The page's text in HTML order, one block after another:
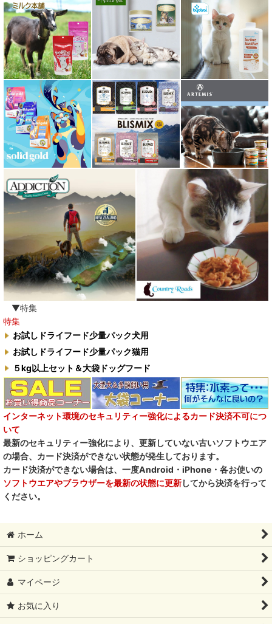
▼特集
特集
お試しドライフード少量パック犬用
お試しドライフード少量パック猫用
５kg以上セット＆大袋ドッグフード
インターネット環境のセキュリティー強化によるカード決済不可につ
いて
最新のセキュリティー強化により、更新していない古いソフトウエア
の場合、カード決済ができない状態が発生しております。
カード決済ができない場合は、一度Android・iPhone・各お使いの
ソフトウエアやブラウザーを最新の状態に更新してから決済を行って
ください。
ホーム
ショッピングカート
マイページ
お気に入り